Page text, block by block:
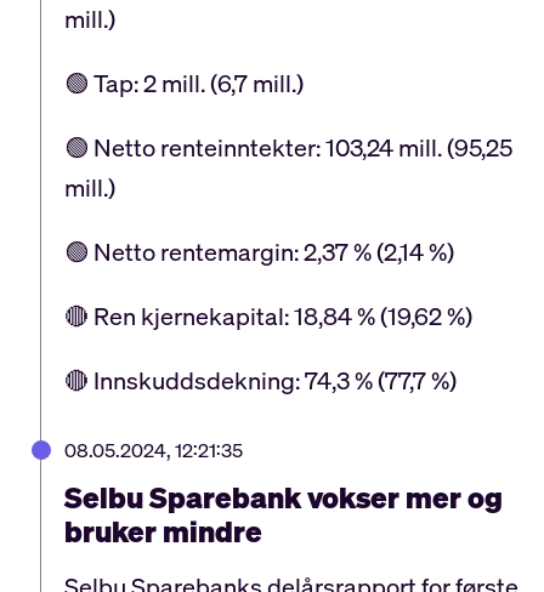
mill.)
🟢 Tap: 2 mill. (6,7 mill.)
🟢 Netto renteinntekter: 103,24 mill. (95,25
mill.)
🟢 Netto rentemargin: 2,37 % (2,14 %)
🔴 Ren kjernekapital: 18,84 % (19,62 %)
🔴 Innskuddsdekning: 74,3 % (77,7 %)
08.05.2024, 12:21:35
Selbu Sparebank vokser mer og
bruker mindre